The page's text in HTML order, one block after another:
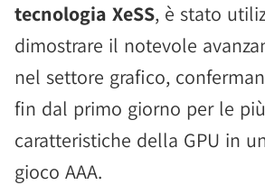
tecnologia XeSS, è stato
dimostrare il notevole
nel settore grafico,
fin dal primo giorno per le
caratteristiche della GPU in
gioco AAA.